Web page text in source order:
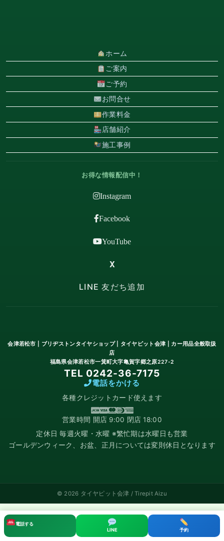
ホーム
ご案内
ご予約
お問合せ
作業料金
店舗紹介
施工事例
お得な情報配信中！
Instagram
Facebook
YouTube
X
LINE 友だち追加
会津若松市 | ブリヂストンタイヤショップ | タイヤピット会津 | カー用品全般取扱
店
福島県会津若松市一箕町大字亀賀字郷之原227-2
TEL 0242-36-7175
電話をかける
各種クレジットカード使えます
営業時間 開店 9:00 閉店 18:00
定休日 毎週火曜・水曜 ※繁忙期は水曜日も営業
ゴールデンウィーク、お盆、正月については変則休日となります
© 2026 タイヤピット会津 / Tirepit Aizu
電話する
LINE
予約